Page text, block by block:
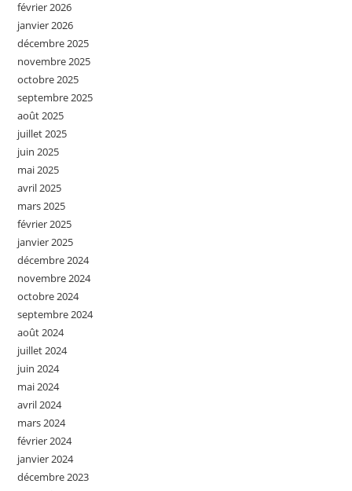
février 2026
janvier 2026
décembre 2025
novembre 2025
octobre 2025
septembre 2025
août 2025
juillet 2025
juin 2025
mai 2025
avril 2025
mars 2025
février 2025
janvier 2025
décembre 2024
novembre 2024
octobre 2024
septembre 2024
août 2024
juillet 2024
juin 2024
mai 2024
avril 2024
mars 2024
février 2024
janvier 2024
décembre 2023